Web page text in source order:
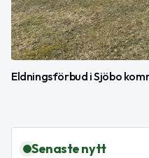
Eldningsförbud i Sjöbo
Senaste nytt